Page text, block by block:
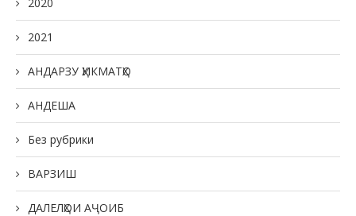
2021
АНДАРЗУ ҲИКМАТҲО
АНДЕША
Без рубрики
ВАРЗИШ
ДАЛЕЛҲОИ АҶОИБ